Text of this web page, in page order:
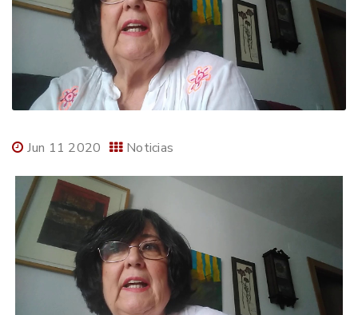
Jun 11 2020 Noticias